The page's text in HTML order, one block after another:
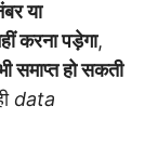
या
करना पड़ेगा,
हो सकती
data